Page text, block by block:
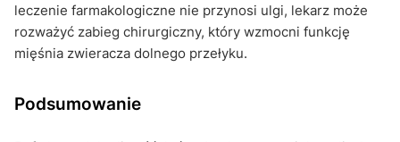
leczenie farmakologiczne nie przynosi ulgi, lekarz może
rozważyć zabieg chirurgiczny, który wzmocni funkcję
mięśnia zwieracza dolnego przełyku.
Podsumowanie